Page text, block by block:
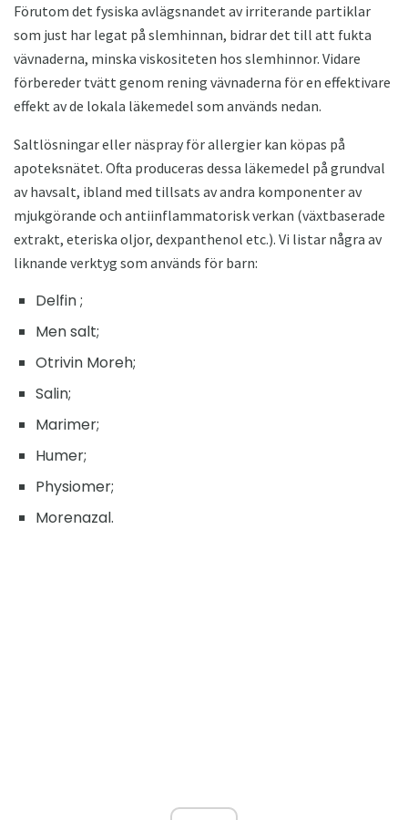
Förutom det fysiska avlägsnandet av irriterande partiklar
som just har legat på slemhinnan, bidrar det till att fukta
vävnaderna, minska viskositeten hos slemhinnor. Vidare
förbereder tvätt genom rening vävnaderna för en effektivare
effekt av de lokala läkemedel som används nedan.
Saltlösningar eller näspray för allergier kan köpas på
apoteksnätet. Ofta produceras dessa läkemedel på grundval
av havsalt, ibland med tillsats av andra komponenter av
mjukgörande och antiinflammatorisk verkan (växtbaserade
extrakt, eteriska oljor, dexpanthenol etc.). Vi listar några av
liknande verktyg som används för barn:
Delfin ;
Men salt;
Otrivin Moreh;
Salin;
Marimer;
Humer;
Physiomer;
Morenazal.